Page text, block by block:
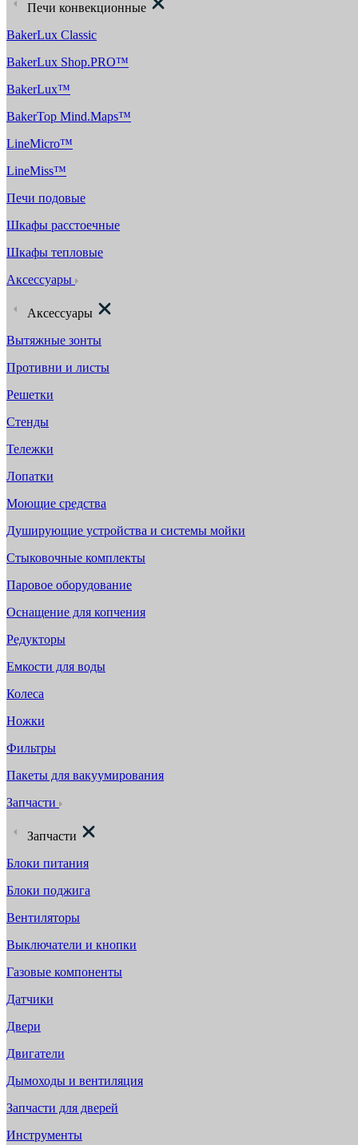
Печи конвекционные
BakerLux Classic
BakerLux Shop.PRO™
BakerLux™
BakerTop Mind.Maps™
LineMicro™
LineMiss™
Печи подовые
Шкафы расстоечные
Шкафы тепловые
Аксессуары
Аксессуары
Вытяжные зонты
Противни и листы
Решетки
Стенды
Тележки
Лопатки
Моющие средства
Душирующие устройства и системы мойки
Стыковочные комплекты
Паровое оборудование
Оснащение для копчения
Редукторы
Емкости для воды
Колеса
Ножки
Фильтры
Пакеты для вакуумирования
Запчасти
Запчасти
Блоки питания
Блоки поджига
Вентиляторы
Выключатели и кнопки
Газовые компоненты
Датчики
Двери
Двигатели
Дымоходы и вентиляция
Запчасти для дверей
Инструменты